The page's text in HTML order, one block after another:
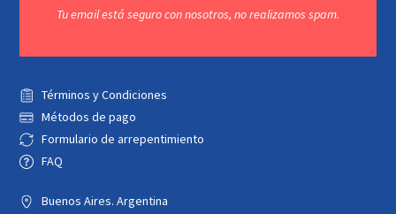
Tu email está seguro con nosotros, no realizamos spam.
Términos y Condiciones
Métodos de pago
Formulario de arrepentimiento
FAQ
Buenos Aires. Argentina